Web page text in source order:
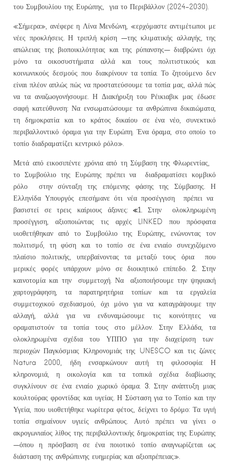
του Συμβουλίου της Ευρώπης, για το Περιβάλλον (2024–2030).
«Σήμερα», ανέφερε η Λίνα Μενδώνη, «ερχόμαστε αντιμέτωποι με
νέες προκλήσεις. Η τριπλή κρίση —της κλιματικής αλλαγής, της
απώλειας της βιοποικιλότητας και της ρύπανσης— διαβρώνει όχι
μόνο τα οικοσυστήματα αλλά και τους πολιτιστικούς και
κοινωνικούς δεσμούς που διακρίνουν τα τοπία. Το ζητούμενο δεν
είναι πλέον απλώς πώς να προστατεύσουμε τα τοπία μας, αλλά πώς
να τα αναζωογονήσουμε. Η Διακήρυξη του Ρέικιαβικ μας έδωσε
σαφή κατεύθυνση: Να ενσωματώσουμε τα ανθρώπινα δικαιώματα,
τη δημοκρατία και το κράτος δικαίου σε ένα νέο, συνεκτικό
περιβαλλοντικό όραμα για την Ευρώπη. Ένα όραμα, στο οποίο το
τοπίο διαδραματίζει κεντρικό ρόλο».
Μετά από εικοσιπέντε χρόνια από τη Σύμβαση της Φλωρεντίας,
το Συμβούλιο της Ευρώπης πρέπει να διαδραματίσει κομβικό
ρόλο στην σύνταξη της επόμενης φάσης της Σύμβασης. Η
Ελληνίδα Υπουργός επεσήμανε ότι νέα προσέγγιση πρέπει να
βασιστεί σε τρεις καίριους άξονες:«1. Στην ολοκληρωμένη
προσέγγιση, αξιοποιώντας τις αρχές LINKED που πρόσφατα
υιοθετήθηκαν από το Συμβούλιο της Ευρώπης, ενώνοντας τον
πολιτισμό́, τη φύση και το τοπίο σε ένα ενιαίο συνεχιζόμενο
πλαίσιο πολιτικής, υπερβαίνοντας τα μεταξύ τους όρια που
μερικές φορές υπάρχουν μόνο σε διοικητικό επίπεδο. 2. Στην
καινοτομία και την συμμετοχή. Να αξιοποιήσουμε την ψηφιακή
χαρτογράφηση, τα παρατηρητήρια τοπίων και τα εργαλεία
συμμετοχικού σχεδιασμού, όχι μόνο για να καταγράψουμε την
αλλαγή, αλλά για να ενδυναμώσουμε τις κοινότητες να
οραματιστούν τα τοπία τους στο μέλλον. Στην Ελλάδα, τα
ολοκληρωμένα σχέδια του ΥΠΠΟ για την διαχείριση των
περιοχών Παγκόσμιας Κληρονομιάς της UNESCO και τις ζώνες
Natura 2000, ήδη ενσαρκώνουν αυτή τη φιλοσοφία: Η
κληρονομιά, η οικολογία και τα τοπικά σχέδια διαβίωσης
συγκλίνουν σε ένα ενιαίο χωρικό όραμα.
3. Στην ανάπτυξη μιας
κουλτούρας φροντίδας και υγείας. Η Σύσταση για το Τοπίο και την
Υγεία, που υιοθετήθηκε νωρίτερα φέτος, δείχνει το δρόμο: Τα υγιή
τοπία σημαίνουν υγιείς ανθρώπους. Αυτό πρέπει να γίνει ο
ακρογωνιαίος λίθος της περιβαλλοντικής δημοκρατίας της Ευρώπης
—όπου η πρόσβαση σε ένα ποιοτικό τοπίο αναγνωρίζεται ως
διάσταση της ανθρώπινης ευημερίας και αξιοπρέπειας».